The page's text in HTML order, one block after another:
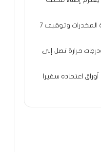
القاء القبض على شبكة لتجارة المخدرات وتوقيف 7
على 7 ولايات ودرجات حرارة تصل إلى
اعتماده سفيرا